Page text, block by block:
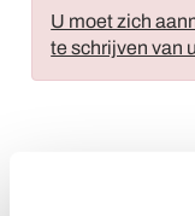
U moet zich
te schrijven van